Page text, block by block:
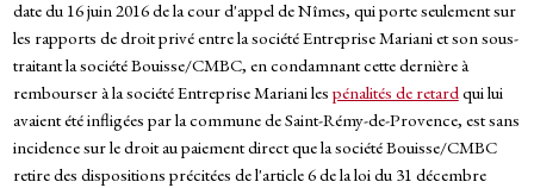
date du 16 juin 2016 de la cour d'appel de Nîmes, qui porte seulement sur
les rapports de droit privé entre la société Entreprise Mariani et son sous-
traitant la société Bouisse/CMBC, en condamnant cette dernière à
rembourser à la société Entreprise Mariani les pénalités de retardqui lui
avaient été infligées par la commune de Saint-Rémy-de-Provence, est sans
incidence sur le droit au paiement direct que la société Bouisse/CMBC
retire des dispositions précitées de l'article 6 de la loi du 31 décembre